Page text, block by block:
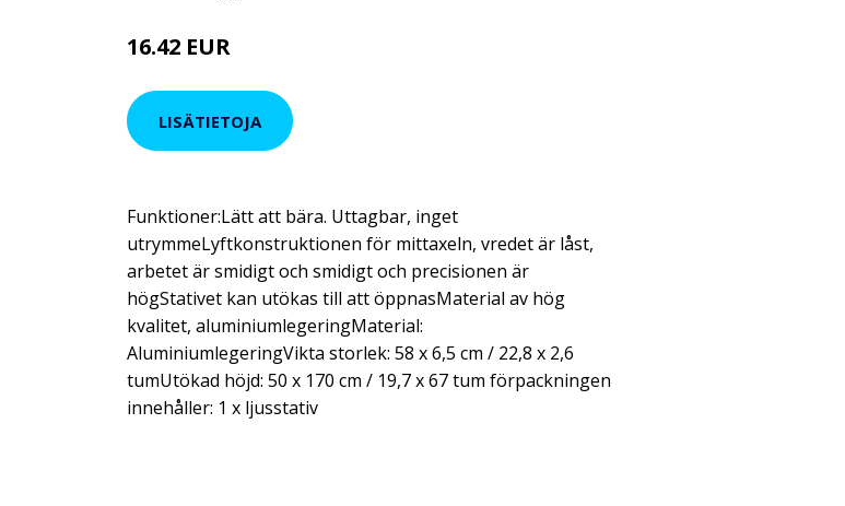
16.42 EUR
LISÄTIETOJA
Funktioner:Lätt att bära. Uttagbar, inget
utrymmeLyftkonstruktionen för mittaxeln, vredet är låst,
arbetet är smidigt och smidigt och precisionen är
högStativet kan utökas till att öppnasMaterial av hög
kvalitet, aluminiumlegeringMaterial:
AluminiumlegeringVikta storlek: 58 x 6,5 cm / 22,8 x 2,6
tumUtökad höjd: 50 x 170 cm / 19,7 x 67 tum förpackningen
innehåller: 1 x ljusstativ